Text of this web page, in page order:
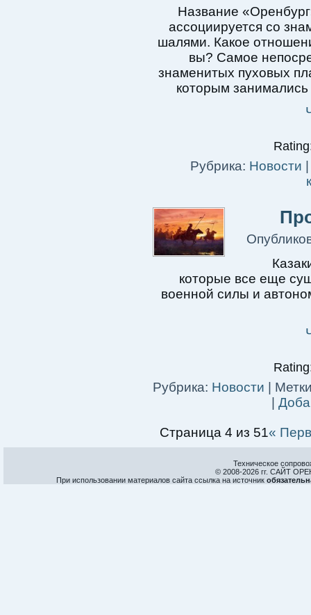
Название
ассоциируется со
шалями. Какое
вы? Самое
знаменитых пуховых
которым занимались
Рубрика: Новости
которые все еще
военной силы и
Рубрика: Новости
Страница 4 из 51«
Техническое
© 2008-2026 гг. САЙТ
При использовании материалов сайта ссылка на источник